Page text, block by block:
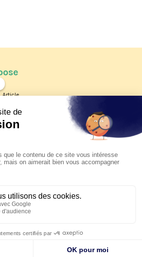
Article
Les reportages d'été 2026 de KTO
La visite pastorale du pape Léon
XIV à Assise à suivre sur KTO le
jeudi 6 août
Le pape en Uruguay, Argentine et
Pérou du 6 au 17 novembre 2026
— Mentions légales